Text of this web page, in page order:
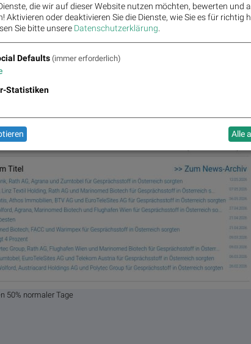
0% normaler Tage
50% normaler Tage
die wir auf dieser Website nutzen möchten, bewerten und
Aktivieren oder deaktivieren Sie die Dienste, wie Sie es für richtig
Sie bitte unsere Datenschutzerklärung
Defaults (immer erforderlich)
Statistiken
Alle